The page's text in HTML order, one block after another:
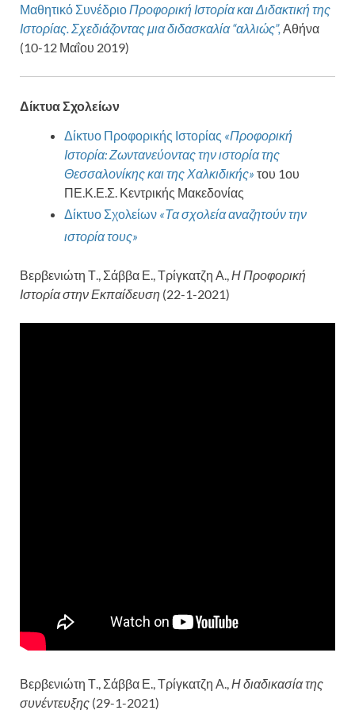
Μαθητικό Συνέδριο Προφορική Ιστορία και Διδακτική της
Ιστορίας. Σχεδιάζοντας μια διδασκαλία “αλλιώς”, Αθήνα
(10-12 Μαΐου 2019)
Δίκτυα Σχολείων
Δίκτυο Προφορικής Ιστορίας «Προφορική
Ιστορία: Ζωντανεύοντας την ιστορία της
Θεσσαλονίκης και της Χαλκιδικής» του 1ου
ΠΕ.Κ.Ε.Σ. Κεντρικής Μακεδονίας
Δίκτυο Σχολείων «Τα σχολεία αναζητούν την
ιστορία τους»
Βερβενιώτη Τ., Σάββα Ε., Τρίγκατζη Α.,Η Προφορική
Ιστορία στην Εκπαίδευση (22-1-2021)
Βερβενιώτη Τ., Σάββα Ε., Τρίγκατζη Α.,Η διαδικασία της
συνέντευξης (29-1-2021)